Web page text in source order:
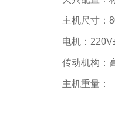
主机尺寸：
电机：
传动机构：
主机重量：